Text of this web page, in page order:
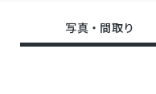
写真・間取り